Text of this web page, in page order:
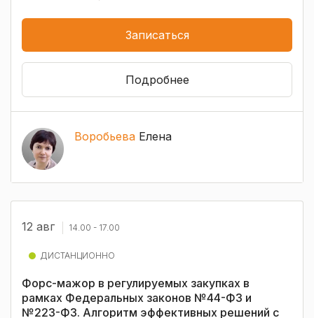
Записаться
Подробнее
Воробьева Елена
12 авг 14.00 - 17.00
ДИСТАНЦИОННО
Форс-мажор в регулируемых закупках в
рамках Федеральных законов №44-ФЗ и
№223-ФЗ. Алгоритм эффективных решений с